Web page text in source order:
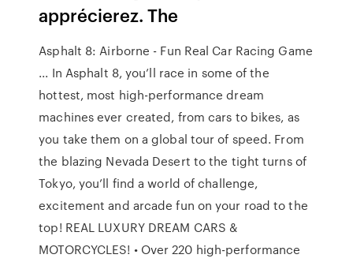
apprécierez. The
Asphalt 8: Airborne - Fun Real Car Racing Game
... In Asphalt 8, you’ll race in some of the
hottest, most high-performance dream
machines ever created, from cars to bikes, as
you take them on a global tour of speed. From
the blazing Nevada Desert to the tight turns of
Tokyo, you’ll find a world of challenge,
excitement and arcade fun on your road to the
top! REAL LUXURY DREAM CARS &
MOTORCYCLES! • Over 220 high-performance